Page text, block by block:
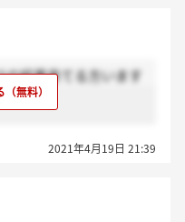
結果来てる方います
2021年4月19日 21:39